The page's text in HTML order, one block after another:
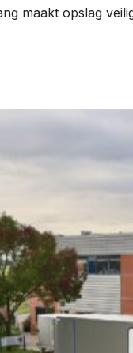
maakt opslag